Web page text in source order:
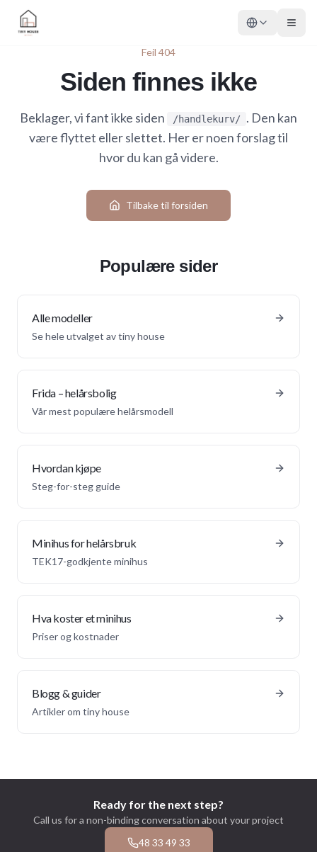
Feil 404
Siden finnes ikke
Beklager, vi fant ikke siden /handlekurv/ . Den kan
være flyttet eller slettet. Her er noen forslag til
hvor du kan gå videre.
Tilbake til forsiden
Populære sider
Alle modeller
Se hele utvalget av tiny house
Frida – helårsbolig
Vår mest populære helårsmodell
Hvordan kjøpe
Steg-for-steg guide
Minihus for helårsbruk
TEK17-godkjente minihus
Hva koster et minihus
Priser og kostnader
Blogg & guider
Artikler om tiny house
Ready for the next step?
Call us for a non-binding conversation about your project
48 33 49 33